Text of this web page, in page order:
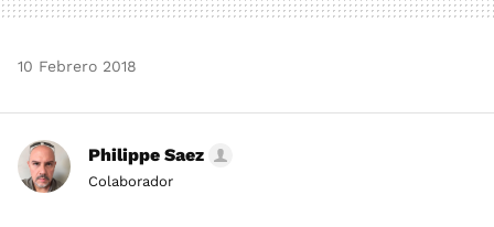
10 Febrero 2018
Philippe Saez
Colaborador